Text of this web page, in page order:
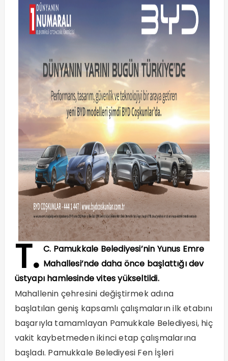
T. C. Pamukkale Belediyesi’nin Yunus Emre
Mahallesi’nde daha önce başlattığı dev
üstyapı hamlesinde vites yükseltildi.
Mahallenin çehresini değiştirmek adına
başlatılan geniş kapsamlı çalışmaların ilk etabını
başarıyla tamamlayan Pamukkale Belediyesi, hiç
vakit kaybetmeden ikinci etap çalışmalarına
başladı. Pamukkale Belediyesi Fen İşleri